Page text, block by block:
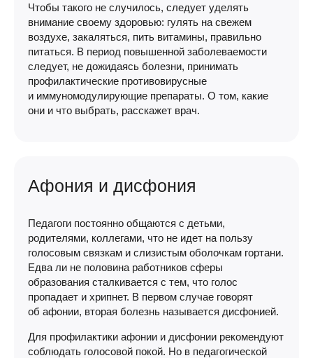
Чтобы такого не случилось, следует уделять
внимание своему здоровью: гулять на свежем
воздухе, закаляться, пить витамины, правильно
питаться. В период повышенной заболеваемости
следует, не дожидаясь болезни, принимать
профилактические противовирусные
и иммуномодулирующие препараты. О том, какие
они и что выбрать, расскажет врач.
Афония и дисфония
Педагоги постоянно общаются с детьми,
родителями, коллегами, что не идет на пользу
голосовым связкам и слизистым оболочкам гортани.
Едва ли не половина работников сферы
образования сталкивается с тем, что голос
пропадает и хрипнет. В первом случае говорят
об афонии, вторая болезнь называется дисфонией.
Для профилактики афонии и дисфонии рекомендуют
соблюдать голосовой покой. Но в педагогической